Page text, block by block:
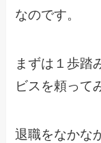
なのです。
まずは１歩踏
ビスを頼って
退職をなかな